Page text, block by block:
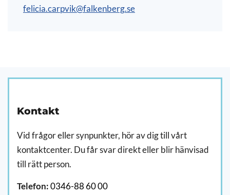
felicia.carpvik@falkenberg.se
Kontakt
Vid frågor eller synpunkter, hör av dig till vårt
kontaktcenter. Du får svar direkt eller blir hänvisad
till rätt person.
Telefon: 0346-88 60 00